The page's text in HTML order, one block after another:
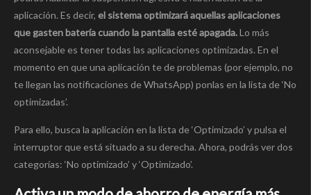
aplicación. Es decir, el sistema optimizará aquellas aplicaciones
que gasten batería cuando la pantalla esté apagada.Lo más
aconsejable es tener todas las aplicaciones optimizadas. En el
momento en que una aplicación te de problemas (por ejemplo, no
te llegan las notificaciones de WhatsApp) ponlas en la lista de ‘No
optimizadas’.
Para ello, busca la aplicación en la lista de ‘Optimizado’ y pulsa el
interruptor que está situado a su derecha. Ahora, podrás ver dos
categorías: ‘No optimizado’ y ‘Optimizado’.